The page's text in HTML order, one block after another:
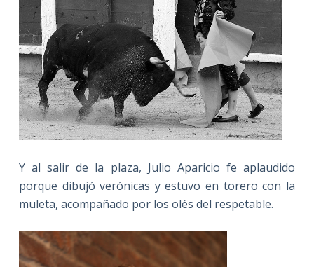
Y al salir de la plaza, Julio Aparicio fe aplaudido
porque dibujó verónicas y estuvo en torero con la
muleta, acompañado por los olés del respetable.